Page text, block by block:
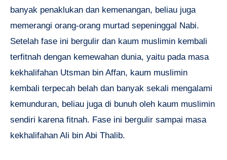
banyak penaklukan dan kemenangan, beliau juga
memerangi orang-orang murtad sepeninggal Nabi.
Setelah fase ini bergulir dan kaum muslimin kembali
terfitnah dengan kemewahan dunia, yaitu pada masa
kekhalifahan Utsman bin Affan, kaum muslimin
kembali terpecah belah dan banyak sekali mengalami
kemunduran, beliau juga di bunuh oleh kaum muslimin
sendiri karena fitnah. Fase ini bergulir sampai masa
kekhalifahan Ali bin Abi Thalib.